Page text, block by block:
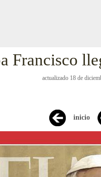
Francisco
actualizado 18 de
inicio